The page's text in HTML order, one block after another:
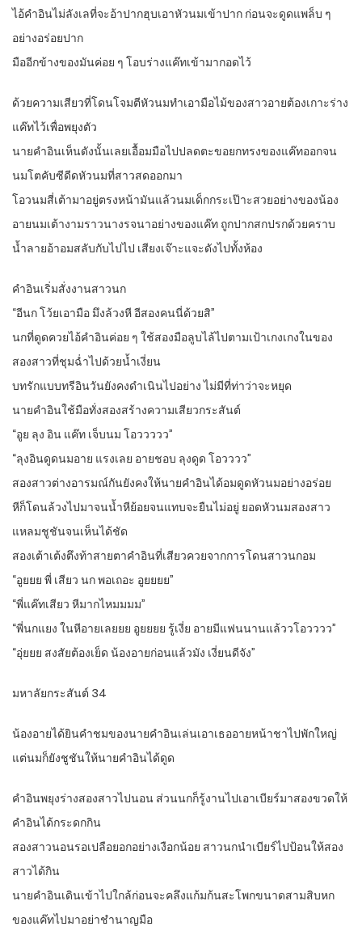
ไอ้คำอินไม่ลังเลที่จะอ้าปากฮุบเอาหัวนมเข้าปาก ก่อนจะดูดแพล็บ ๆ
อย่างอร่อยปาก
มืออีกข้างของมันค่อย ๆ โอบร่างแค๊ทเข้ามากอดไว้
ด้วยความเสียวที่โดนโจมตีหัวนมทำเอามือไม้ของสาวอายต้องเกาะร่าง
แค๊ทไว้เพื่อพยุงตัว
นายคำอินเห็นดังนั้นเลยเอื้อมมือไปปลดตะขอยกทรงของแค๊ทออกจน
นมโตคับซีดีดหัวนมที่สาวสดออกมา
โอวนมสี่เต้ามาอยู่ตรงหน้ามันแล้วนมเด็กกระเป๊าะสวยอย่างของน้อง
อายนมเต้างามราวนางรจนาอย่างของแค๊ท ถูกปากสกปรกด้วยคราบ
น้ำลายอ้าอมสลับกับไปไป เสียงเจ๊าะแจะดังไปทั้งห้อง
คำอินเริ่มสั่งงานสาวนก
“อีนก โว้ยเอามือ มึงล้วงหี อีสองคนนี่ด้วยสิ”
นกที่ดูดควยไอ้คำอินค่อย ๆ ใช้สองมือลูบไล้ไปตามเป้าเกงเกงในของ
สองสาวที่ชุมฉ่ำไปด้วยน้ำเงี่ยน
บทรักแบบทรีอินวันยังคงดำเนินไปอย่าง ไม่มีที่ท่าว่าจะหยุด
นายคำอินใช้มือทั่งสองสร้างความเสียวกระสันต์
“อูย ลุง อิน แค๊ท เจ็บนม โอววววว”
“ลุงอินดูดนมอาย แรงเลย อายชอบ ลุงดูด โอวววว”
สองสาวต่างอารมณ์กันยังคงให้นายคำอินได้อมดูดหัวนมอย่างอร่อย
หีก็โดนล้วงไปมาจนน้ำหีย้อยจนแทบจะยืนไม่อยู่ ยอดหัวนมสองสาว
แหลมชูชันจนเห็นได้ชัด
สองเต้าเต้งตึงท้าสายตาคำอินที่เสียวควยจากการโดนสาวนกอม
“อูยยย พี่ เสียว นก พอเถอะ อูยยยย”
“พี่แค๊ทเสียว หีมากไหมมมม”
“พี่นกแยง ในหีอายเลยยย อูยยยย รู้เงี่ย อายมีแฟนนานแล้ววโอวววว”
“อุ่ยยย สงสัยต้องเย็ด น้องอายก่อนแล้วมัง เงี่ยนดีจัง”
มหาลัยกระสันต์ 34
น้องอายได้ยินคำชมของนายคำอินเล่นเอาเธออายหน้าชาไปพักใหญ่
แต่นมก็ยังชูชันให้นายคำอินได้ดูด
คำอินพยุงร่างสองสาวไปนอน ส่วนนกก็รู้งานไปเอาเบียร์มาสองขวดให้
คำอินได้กระดกกิน
สองสาวนอนรอเปลือยอกอย่างเงือกน้อย สาวนกนำเบียร์ไปป้อนให้สอง
สาวได้กิน
นายคำอินเดินเข้าไปใกล้ก่อนจะคลึงแก้มก้นสะโพกขนาดสามสิบหก
ของแค๊ทไปมาอย่าชำนาญมือ